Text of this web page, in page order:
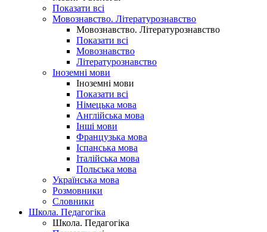
Показати всі
Мовознавство. Літературознавство
Мовознавство. Літературознавство
Показати всі
Мовознавство
Літературознавство
Іноземні мови
Іноземні мови
Показати всі
Німецька мова
Англійська мова
Інші мови
Французька мова
Іспанська мова
Італійська мова
Польська мова
Українська мова
Розмовники
Словники
Школа. Педагогіка
Школа. Педагогіка